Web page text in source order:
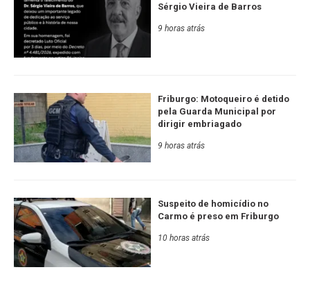
Sérgio Vieira de Barros
9 horas atrás
Friburgo: Motoqueiro é detido
pela Guarda Municipal por
dirigir embriagado
9 horas atrás
Suspeito de homicídio no
Carmo é preso em Friburgo
10 horas atrás